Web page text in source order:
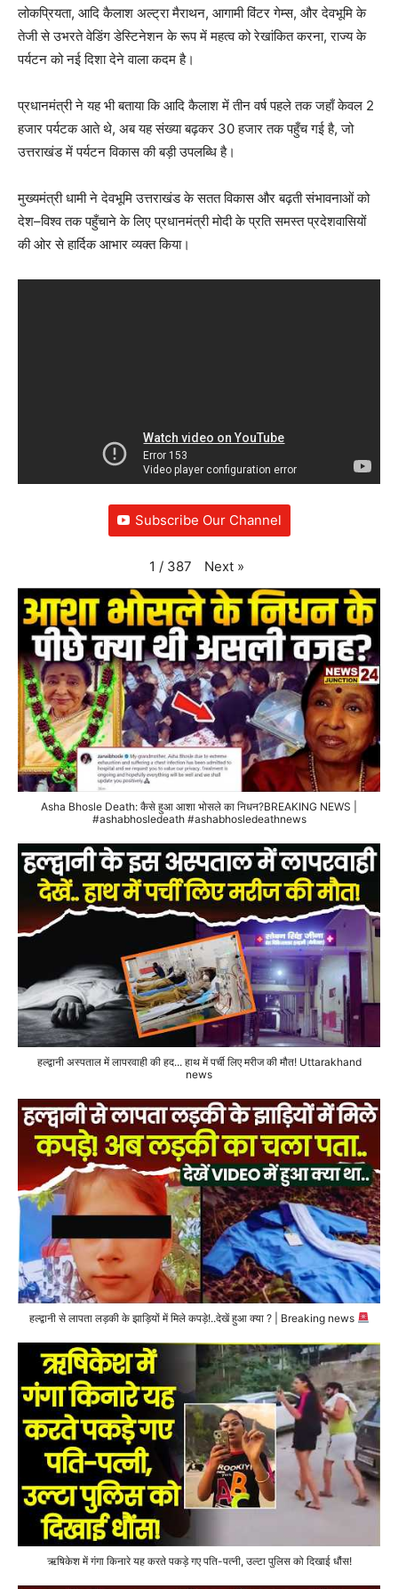
लोकप्रियता, आदि कैलाश अल्ट्रा मैराथन, आगामी विंटर गेम्स, और देवभूमि के
तेजी से उभरते वेडिंग डेस्टिनेशन के रूप में महत्व को रेखांकित करना, राज्य के
पर्यटन को नई दिशा देने वाला कदम है।
प्रधानमंत्री ने यह भी बताया कि आदि कैलाश में तीन वर्ष पहले तक जहाँ केवल 2
हजार पर्यटक आते थे, अब यह संख्या बढ़कर 30 हजार तक पहुँच गई है, जो
उत्तराखंड में पर्यटन विकास की बड़ी उपलब्धि है।
मुख्यमंत्री धामी ने देवभूमि उत्तराखंड के सतत विकास और बढ़ती संभावनाओं को
देश–विश्व तक पहुँचाने के लिए प्रधानमंत्री मोदी के प्रति समस्त प्रदेशवासियों
की ओर से हार्दिक आभार व्यक्त किया।
Subscribe Our Channel
1 / 387 Next »
Asha Bhosle Death: कैसे हुआ आशा भोसले का निधन?BREAKING NEWS |
#ashabhosledeath #ashabhosledeathnews
हल्द्वानी अस्पताल में लापरवाही की हद... हाथ में पर्ची लिए मरीज की मौत! Uttarakhand
news
हल्द्वानी से लापता लड़की के झाड़ियों में मिले कपड़े!..देखें हुआ क्या ? | Breaking news
ऋषिकेश में गंगा किनारे यह करते पकड़े गए पति-पत्नी, उल्टा पुलिस को दिखाई धौंस!